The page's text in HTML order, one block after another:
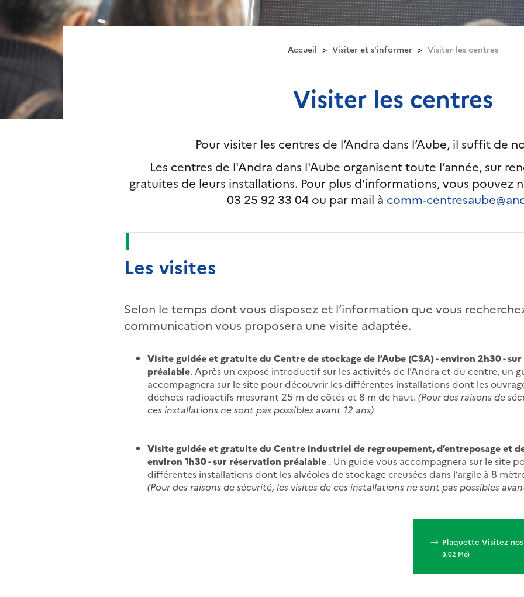
Accueil Visiter et s'informer Visiter les centres
Visiter les centres
Pour visiter les centres de l’Andra dans l’Aube, il suffit de
Les centres de l'Andra dans l'Aube organisent toute l’année, sur
gratuites de leurs installations. Pour plus d'informations, vous pouvez
03 25 92 33 04 ou par mail à comm-
Les visites
Selon le temps dont vous disposez et l’information que vous
communication vous proposera une visite adaptée.
Visite guidée et gratuite du Centre de stockage de l’Aube (CSA) - environ 2h30 -
préalable. Après un exposé introductif sur les activités de l’Andra et du centre, un
accompagnera sur le site pour découvrir les différentes installations dont les
déchets radioactifs mesurant 25 m de côtés et 8 m de haut. (Pour des raisons de
ces installations ne sont pas possibles avant 12 ans)
Visite guidée et gratuite du Centre industriel de regroupement, d’entreposage et
environ 1h30 - sur réservation préalable . Un guide vous accompagnera sur le site
différentes installations dont les alvéoles de stockage creusées dans l’argile à 8
(Pour des raisons de sécurité, les visites de ces installations ne sont pas possibles
Plaquette Visitez
3.02 Mo)